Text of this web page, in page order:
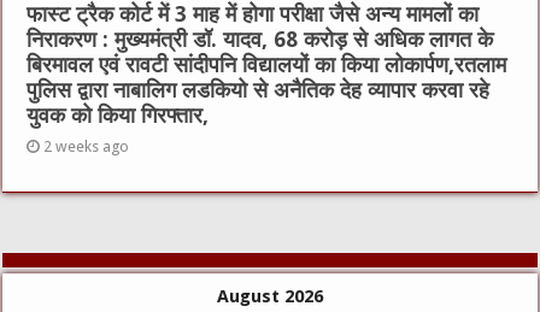
फास्ट ट्रैक कोर्ट में 3 माह में होगा परीक्षा जैसे अन्य मामलों का
निराकरण : मुख्यमंत्री डॉ. यादव, 68 करोड़ से अधिक लागत के
बिरमावल एवं रावटी सांदीपनि विद्यालयों का किया लोकार्पण,रतलाम
पुलिस द्वारा नाबालिग लडकियो से अनैतिक देह व्यापार करवा रहे
युवक को किया गिरफ्तार,
2 weeks ago
August 2026